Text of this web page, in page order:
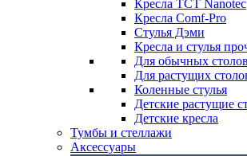
Кресла TCT Nanotec
Кресла Comf-Pro
Стулья Дэми
Кресла и стулья
Для обычных столов
Для растущих
Коленные стулья
Детские растущие
Детские кресла
Тумбы и стеллажи
Аксессуары